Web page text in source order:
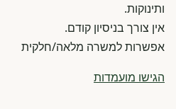
ותינוקות.
אין צורך בניסיון קודם.
אפשרות למשרה מלאה/חלקית
הגישו מועמדות